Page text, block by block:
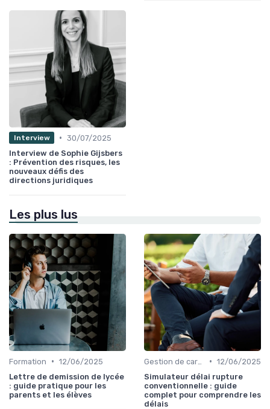
Interview • 30/07/2025
Interview de Sophie Gijsbers
: Prévention des risques, les
nouveaux défis des
directions juridiques
Les plus lus
Formation • 12/06/2025
Lettre de demission de lycée
: guide pratique pour les
parents et les élèves
• 12/06/2025
Simulateur délai rupture
conventionnelle : guide
complet pour comprendre les
délais